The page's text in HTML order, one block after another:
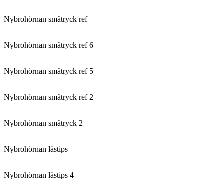
Nybrohörnan småtryck ref
Nybrohörnan småtryck ref 6
Nybrohörnan småtryck ref 5
Nybrohörnan småtryck ref 2
Nybrohörnan småtryck 2
Nybrohörnan lästips
Nybrohörnan lästips 4